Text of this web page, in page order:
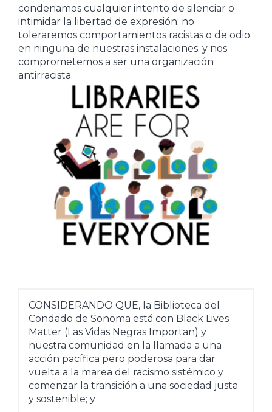
condenamos cualquier intento de silenciar o
intimidar la libertad de expresión; no
toleraremos comportamientos racistas o de odio
en ninguna de nuestras instalaciones; y nos
comprometemos a ser una organización
antirracista.
CONSIDERANDO QUE, la Biblioteca del
Condado de Sonoma está con Black Lives
Matter (Las Vidas Negras Importan) y
nuestra comunidad en la llamada a una
acción pacífica pero poderosa para dar
vuelta a la marea del racismo sistémico y
comenzar la transición a una sociedad justa
y sostenible; y